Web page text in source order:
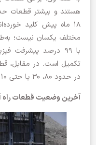
هستند و بیشتر قطعات
۱۸ ماه پیش کلید
با ۹۹ درصد پیشرفت
تکمیل است. در مقابل،
در حدود ۸۰، ۳۰ یا حتی ۱۰ درصد است.
آخرین وضعیت قطعات